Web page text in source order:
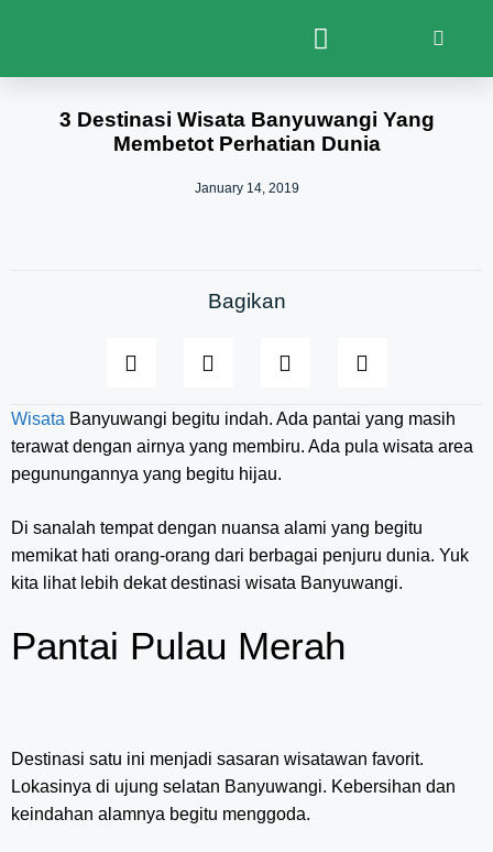
3 Destinasi Wisata Banyuwangi Yang
Membetot Perhatian Dunia
January 14, 2019
Bagikan
Wisata Banyuwangi begitu indah. Ada pantai yang masih
terawat dengan airnya yang membiru. Ada pula wisata area
pegunungannya yang begitu hijau.
Di sanalah tempat dengan nuansa alami yang begitu
memikat hati orang-orang dari berbagai penjuru dunia. Yuk
kita lihat lebih dekat destinasi wisata Banyuwangi.
Pantai Pulau Merah
Destinasi satu ini menjadi sasaran wisatawan favorit.
Lokasinya di ujung selatan Banyuwangi. Kebersihan dan
keindahan alamnya begitu menggoda.